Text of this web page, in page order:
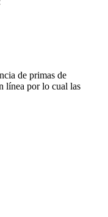
de primas de
línea por lo cual las